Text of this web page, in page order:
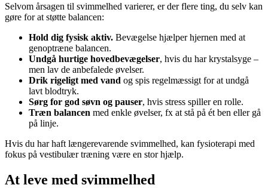
Selvom årsagen til svimmelhed varierer, er der flere ting, du selv kan
gøre for at støtte balancen:
Hold dig fysisk aktiv. Bevægelse hjælper hjernen med at
genoptræne balancen.
Undgå hurtige hovedbevægelser, hvis du har krystalsyge –
men lav de anbefalede øvelser.
Drik rigeligt med vand og spis regelmæssigt for at undgå
lavt blodtryk.
Sørg for god søvn og pauser, hvis stress spiller en rolle.
Træn balancen med enkle øvelser, fx at stå på ét ben eller gå
på linje.
Hvis du har haft længerevarende svimmelhed, kan fysioterapi med
fokus på vestibulær træning være en stor hjælp.
At leve med svimmelhed